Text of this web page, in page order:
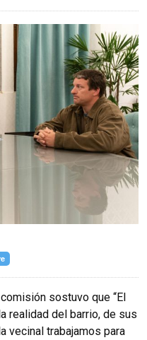
sostuvo que “El
realidad del barrio, de sus
vecinal trabajamos para